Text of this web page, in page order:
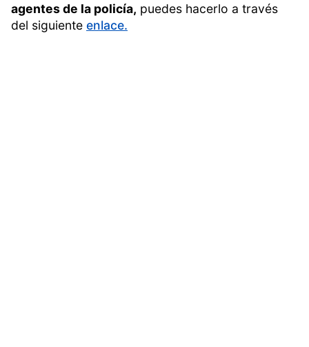
agentes de la policía, puedes hacerlo a través
del siguiente enlace.